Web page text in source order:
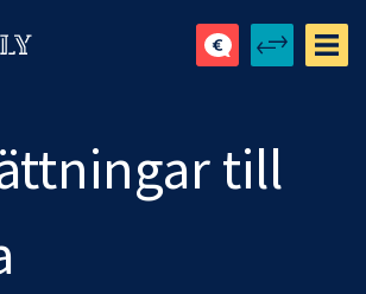
till